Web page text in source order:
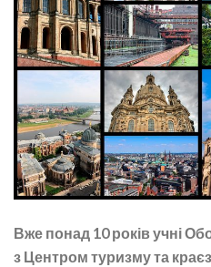
Вже понад 10 років учні
з Центром туризму та